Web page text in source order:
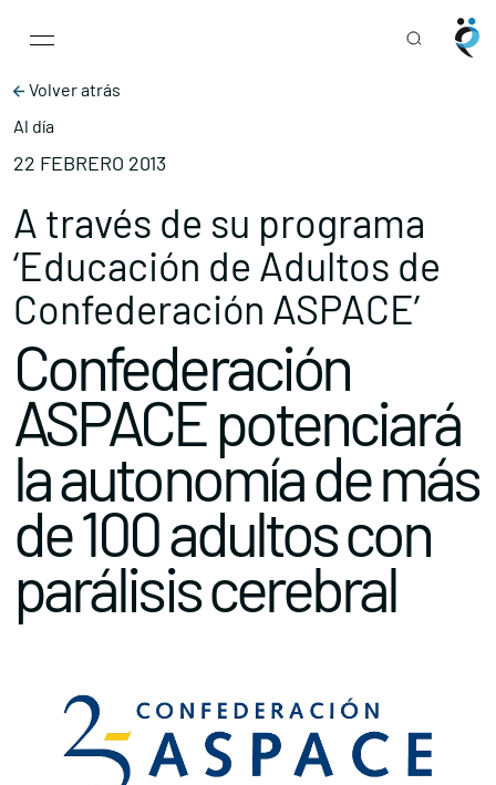
Main Navigation
Volver atrás
Al día
22 FEBRERO 2013
A través de su programa
‘Educación de Adultos de
Confederación ASPACE’
Confederación
ASPACE potenciará
la autonomía de más
de 100 adultos con
parálisis cerebral